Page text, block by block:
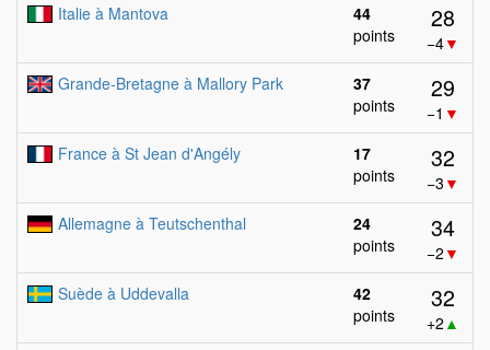
Italie à Mantova
44
points
28
−4▼
Grande-Bretagne à Mallory Park
37
points
29
−1 ▼
France à St Jean d'Angély
17
points
32
−3 ▼
Allemagne à Teutschenthal
24
points
34
−2 ▼
Suède à Uddevalla
42
points
32
+2 ▲